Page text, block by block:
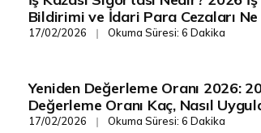
SGK/ İş Hukuku
Bildirimi ve İdari Para Cezaları
17/02/2026 ❘ Okuma Süresi: 6 Dakika
Vergi/Mevzuat
Yeniden Değerleme Oranı 2026:
Değerleme Oranı Kaç, Nasıl
17/02/2026 ❘ Okuma Süresi: 6 Dakika